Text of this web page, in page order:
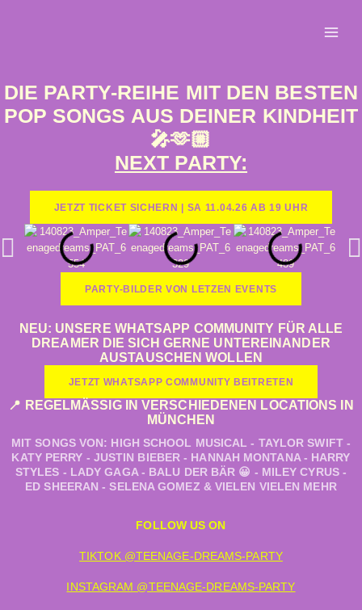
DIE PARTY-REIHE MIT DEN BESTEN
POP SONGS AUS DEINER KINDHEIT
🎤🫶🏼
NEXT PARTY:
JETZT TICKET SICHERN | SA 11.04.26 AB 19 UHR
PARTY-BILDER VON LETZEN EVENTS
NEU: UNSERE WHATSAPP COMMUNITY FÜR ALLE
DREAMER DIE SICH GERNE UNTEREINANDER
AUSTAUSCHEN WOLLEN
JETZT WHATSAPP COMMUNITY BEITRETEN
📍 REGELMÄSSIG IN VERSCHIEDENEN LOCATIONS IN M
ÜNCHEN
MIT SONGS VON: HIGH SCHOOL MUSICAL - TAYLOR SWIFT -
KATY PERRY - JUSTIN BIEBER - HANNAH MONTANA - HARRY
STYLES - LADY GAGA - BALU DER BÄR 😀 - MILEY CYRUS -
ED SHEERAN - SELENA GOMEZ & VIELEN VIELEN MEHR
FOLLOW US ON
TIKTOK @TEENAGE-DREAMS-PARTY
INSTAGRAM @TEENAGE-DREAMS-PARTY